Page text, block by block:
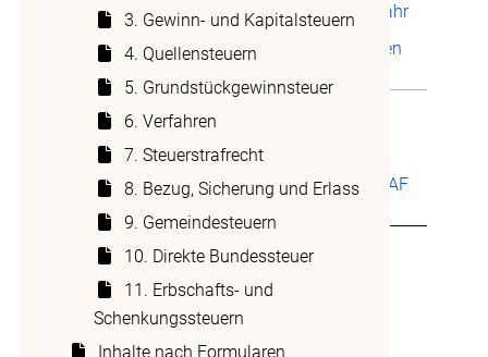
3. Gewinn- und Kapitalsteuern
4. Quellensteuern
5. Grundstückgewinnsteuer
6. Verfahren
7. Steuerstrafrecht
8. Bezug, Sicherung und Erlass
9. Gemeindesteuern
10. Direkte Bundessteuer
11. Erbschafts- und
Schenkungssteuern
Inhalte nach Formularen
Neuerungen im Steuerjahr
2026
Ausgleich der kalten
Übersichten
Blick
Ukraine-Krieg -
Steuerthemen
Umsetzung der STAF
im Kanton Bern